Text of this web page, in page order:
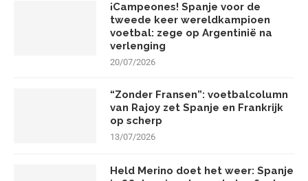
¡Campeones! Spanje voor de
tweede keer wereldkampioen
voetbal: zege op Argentinië na
verlenging
20/07/2026
“Zonder Fransen”: voetbalcolumn
van Rajoy zet Spanje en Frankrijk
op scherp
13/07/2026
Held Merino doet het weer: Spanje